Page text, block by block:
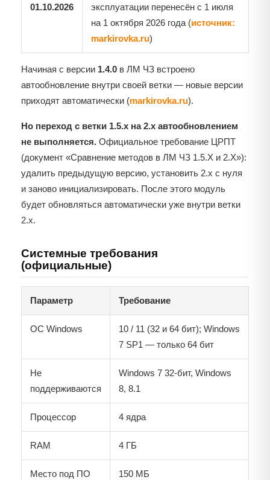
01.10.2026
эксплуатации перенесён с 1 июля
на 1 октября 2026 года (источник:
markirovka.ru)
Начиная с версии 1.4.0 в ЛМ ЧЗ встроено
автообновление внутри своей ветки — новые версии
приходят автоматически (markirovka.ru).
Но переход с ветки 1.5.x на 2.x автообновлением
не выполняется. Официальное требование ЦРПТ
(документ «Сравнение методов в ЛМ ЧЗ 1.5.X и 2.X»):
удалить предыдущую версию, установить 2.x с нуля
и заново инициализировать. После этого модуль
будет обновляться автоматически уже внутри ветки
2.x.
Системные требования
(официальные)
Параметр Требование
ОС Windows
10 / 11 (32 и 64 бит); Windows
7 SP1 — только 64 бит
Не
поддерживаются
Windows 7 32-бит, Windows
8, 8.1
Процессор 4 ядра
RAM 4 ГБ
Место под ПО 150 МБ